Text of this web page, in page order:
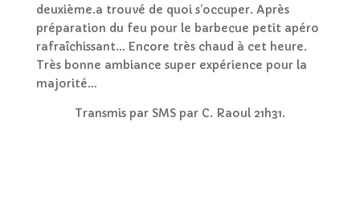
deuxième.a trouvé de quoi s’occuper. Après
préparation du feu pour le barbecue petit apéro
rafraîchissant… Encore très chaud à cet heure.
Très bonne ambiance super expérience pour la
majorité…
Transmis par SMS par C. Raoul 21h31.